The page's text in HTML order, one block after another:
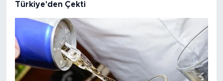
Türkiye'den Çekti